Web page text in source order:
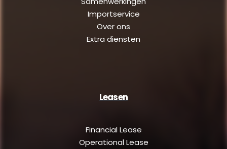
Importservice
Over ons
Extra diensten
Leasen
Financial Lease
Operational Lease